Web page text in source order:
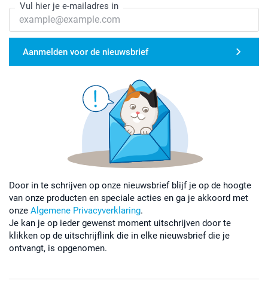
Vul hier je e-mailadres in
Aanmelden voor de nieuwsbrief
Door in te schrijven op onze nieuwsbrief blijf je op de hoogte
van onze producten en speciale acties en ga je akkoord met
onze Algemene Privacyverklaring.
Je kan je op ieder gewenst moment uitschrijven door te
klikken op de uitschrijflink die in elke nieuwsbrief die je
ontvangt, is opgenomen.